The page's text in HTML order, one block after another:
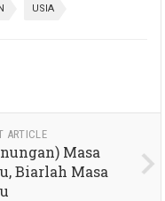
USIA
ARTICLE
Masa
Biarlah Masa